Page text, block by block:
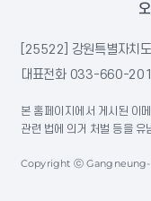
[25522] 강원특별자치
대표전화 033-660-
본 홈페이지에서 게시된 이
관련 법에 의거 처벌 등을 유
Copyright ⓒ Gangneung-